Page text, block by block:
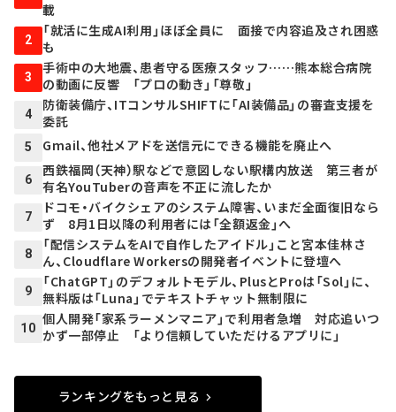
載
2
「就活に生成AI利用」ほぼ全員に 面接で内容追及され困惑
も
3
手術中の大地震、患者守る医療スタッフ……熊本総合病院
の動画に反響 「プロの動き」「尊敬」
4
防衛装備庁、ITコンサルSHIFTに「AI装備品」の審査支援を
委託
5 Gmail、他社メアドを送信元にできる機能を廃止へ
6
西鉄福岡（天神）駅などで意図しない駅構内放送 第三者が
有名YouTuberの音声を不正に流したか
7
ドコモ・バイクシェアのシステム障害、いまだ全面復旧なら
ず 8月1日以降の利用者には「全額返金」へ
8
「配信システムをAIで自作したアイドル」こと宮本佳林さ
ん、Cloudflare Workersの開発者イベントに登壇へ
9
「ChatGPT」のデフォルトモデル、PlusとProは「Sol」に、
無料版は「Luna」でテキストチャット無制限に
10
個人開発「家系ラーメンマニア」で利用者急増 対応追いつ
かず一部停止 「より信頼していただけるアプリに」
ランキングをもっと見る